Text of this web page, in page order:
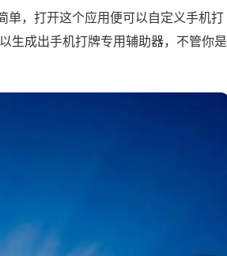
单，打开这个应用便可以自定义手机打
生成出手机打牌专用辅助器，不管你是